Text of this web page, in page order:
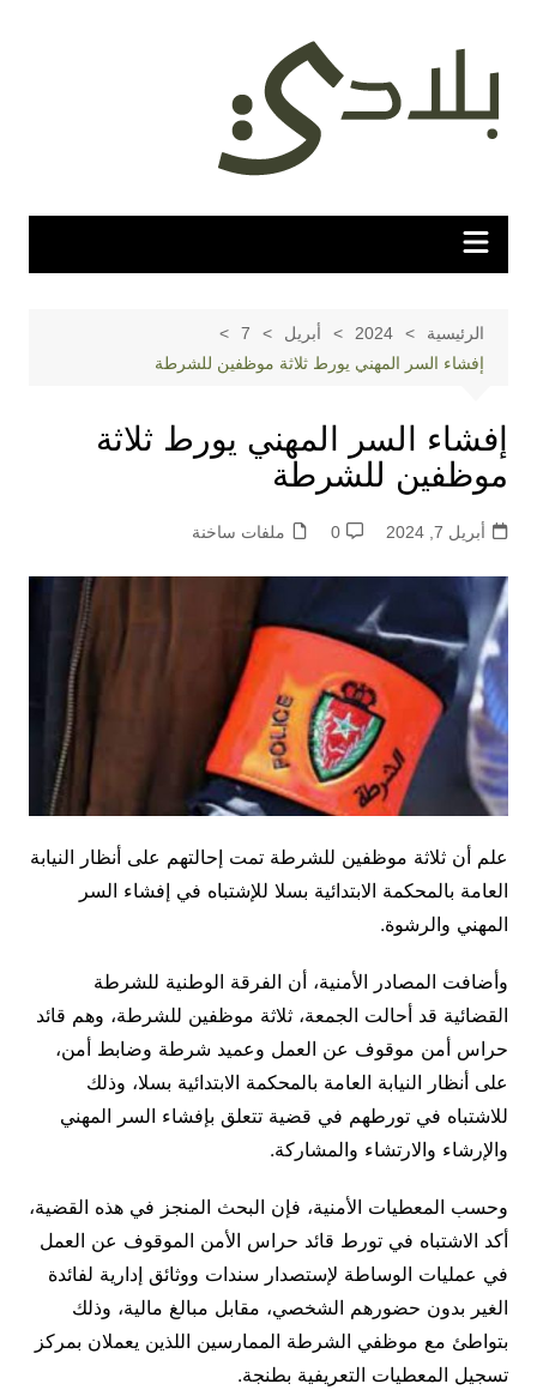
المحتوى
الرئيسية 2024 أبريل
7
إفشاء السر المهني يورط ثلاثة موظفين للشرطة
إفشاء السر المهني يورط ثلاثة
موظفين للشرطة
أبريل 7, 2024 0 ملفات ساخنة
علم أن ثلاثة موظفين للشرطة تمت إحالتهم على أنظار النيابة
العامة بالمحكمة الابتدائية بسلا للإشتباه في إفشاء السر
المهني والرشوة.
وأضافت المصادر الأمنية، أن الفرقة الوطنية للشرطة
القضائية قد أحالت الجمعة، ثلاثة موظفين للشرطة، وهم قائد
حراس أمن موقوف عن العمل وعميد شرطة وضابط أمن،
على أنظار النيابة العامة بالمحكمة الابتدائية بسلا، وذلك
للاشتباه في تورطهم في قضية تتعلق بإفشاء السر المهني
والإرشاء والارتشاء والمشاركة.
وحسب المعطيات الأمنية، فإن البحث المنجز في هذه القضية،
أكد الاشتباه في تورط قائد حراس الأمن الموقوف عن العمل
في عمليات الوساطة لإستصدار سندات ووثائق إدارية لفائدة
الغير بدون حضورهم الشخصي، مقابل مبالغ مالية، وذلك
بتواطئ مع موظفي الشرطة الممارسين اللذين يعملان بمركز
تسجيل المعطيات التعريفية بطنجة.